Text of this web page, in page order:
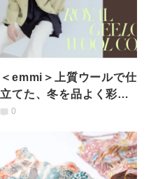
＜emmi＞上質ウールで仕
立てた、冬を品よく彩る
あたたかコート3型
0